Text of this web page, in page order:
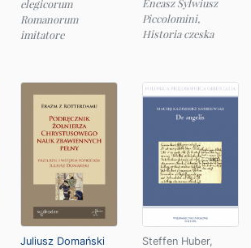
elegicorum
Romanorum
imitatore
Eneasz Sylwiusz
Piccolomini,
Historia czeska
Juliusz Domański Steffen Huber,